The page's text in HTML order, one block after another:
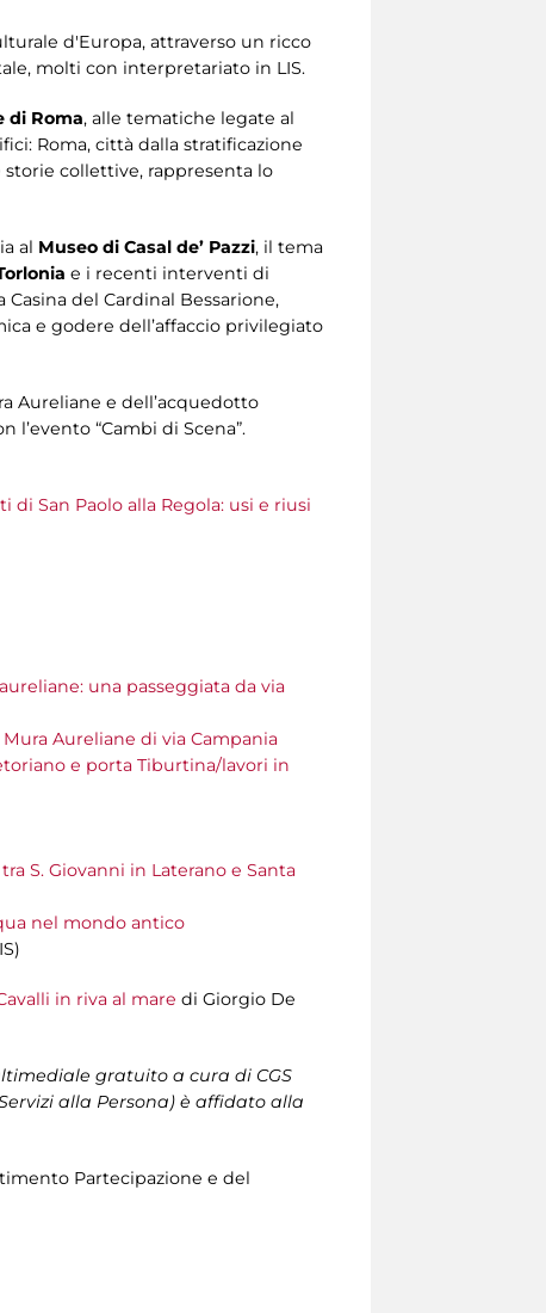
d'Europa, attraverso un ricco
molti con interpretariato in LIS.
di Roma, alle tematiche legate al
Roma, città dalla stratificazione
collettive, rappresenta lo
al Museo di Casal de’ Pazzi, il tema
e i recenti interventi di
del Cardinal Bessarione,
e godere dell’affaccio privilegiato
Aureliane e dell’acquedotto
l’evento “Cambi di Scena”.
di San Paolo alla Regola: usi e riusi
una passeggiata da via
Aureliane di via Campania
e porta Tiburtina/lavori in
S. Giovanni in Laterano e Santa
nel mondo antico
in riva al mare di Giorgio De
gratuito a cura di CGS
alla Persona) è affidato alla
Partecipazione e del